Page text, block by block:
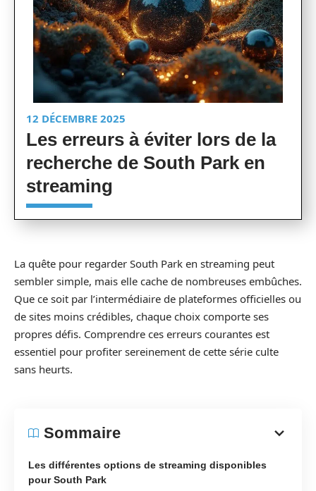
12 DÉCEMBRE 2025
Les erreurs à éviter lors de la
recherche de South Park en
streaming
La quête pour regarder South Park en streaming peut
sembler simple, mais elle cache de nombreuses embûches.
Que ce soit par l’intermédiaire de plateformes officielles ou
de sites moins crédibles, chaque choix comporte ses
propres défis. Comprendre ces erreurs courantes est
essentiel pour profiter sereinement de cette série culte
sans heurts.
Sommaire
Les différentes options de streaming disponibles
pour South Park